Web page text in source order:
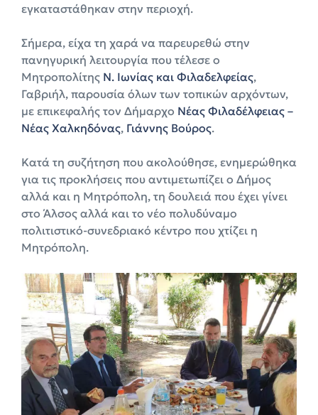
εγκαταστάθηκαν στην περιοχή.
Σήμερα, είχα τη χαρά να παρευρεθώ στην
πανηγυρική λειτουργία που τέλεσε ο
Μητροπολίτης Ν. Ιωνίας και Φιλαδελφείας,
Γαβριήλ, παρουσία όλων των τοπικών αρχόντων,
με επικεφαλής τον Δήμαρχο Νέας Φιλαδέλφειας –
Νέας Χαλκηδόνας, Γιάννης Βούρος.
Κατά τη συζήτηση που ακολούθησε, ενημερώθηκα
για τις προκλήσεις που αντιμετωπίζει ο Δήμος
αλλά και η Μητρόπολη, τη δουλειά που έχει γίνει
στο Άλσος αλλά και το νέο πολυδύναμο
πολιτιστικό-συνεδριακό κέντρο που χτίζει η
Μητρόπολη.